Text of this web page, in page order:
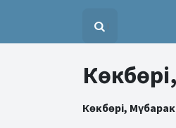
Көкбөрі,